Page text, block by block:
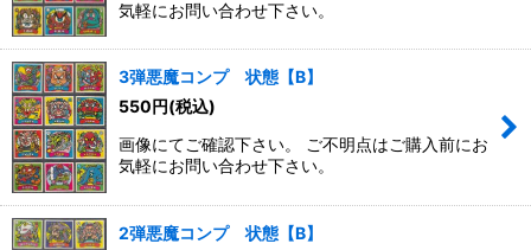
気軽にお問い合わせ下さい。
3弾悪魔コンプ 状態【B】
550円(税込)
画像にてご確認下さい。 ご不明点はご購入前にお
気軽にお問い合わせ下さい。
2弾悪魔コンプ 状態【B】